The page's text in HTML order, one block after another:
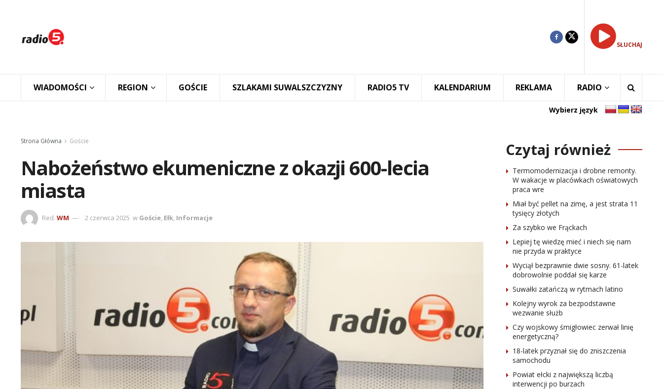
SŁUCHAJ
WIADOMOŚCI REGION GOŚCIE SZLAKAMI SUWALSZCZYZNY RADIO5 TV KALENDARIUM REKLAMA RADIO
Wybierz język
Strona Główna Goście
Nabożeństwo ekumeniczne z okazji 600-lecia
miasta
Red. WM 2 czerwca 2025 w Goście, Ełk, Informacje
Czytaj również
Termomodernizacja i drobne remonty.
W wakacje w placówkach oświatowych
praca wre
Miał być pellet na zimę, a jest strata 11
tysięcy złotych
Za szybko we Frąckach
Lepiej tę wiedzę mieć i niech się nam
nie przyda w praktyce
Wyciął bezprawnie dwie sosny. 61-latek
dobrowolnie poddał się karze
Suwałki zatańczą w rytmach latino
Kolejny wyrok za bezpodstawne
wezwanie służb
Czy wojskowy śmigłowiec zerwał linię
energetyczną?
18-latek przyznał się do zniszczenia
samochodu
Powiat ełcki z największą liczbą
interwencji po burzach